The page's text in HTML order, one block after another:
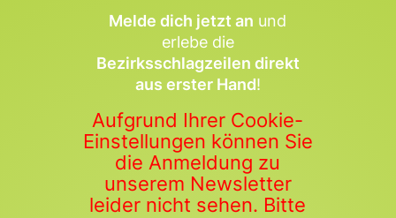
Melde dich jetzt an und
erlebe die
Bezirksschlagzeilen direkt
aus erster Hand!
Aufgrund Ihrer Cookie-
Einstellungen können Sie
die Anmeldung zu
unserem Newsletter
leider nicht sehen. Bitte